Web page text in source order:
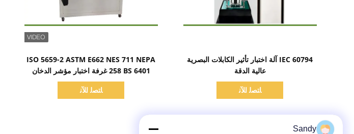
ISO 5659-2 ASTM E662 NES 711 NEPA
258 BS 6401 غرفة اختبار مؤشر الدخان
ﺎﺘﺼﻟ ﺍﻶﻧ
اظهر التفاصيل
IEC 60794 آلة اختبار تأثير الكابلات البصرية
عالية الدقة
ﺎﺘﺼﻟ ﺍﻶﻧ
Sandy